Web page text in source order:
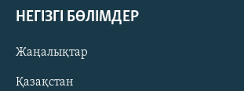
НЕГІЗГІ БӨЛІМДЕР
Жаңалықтар
Қазақстан